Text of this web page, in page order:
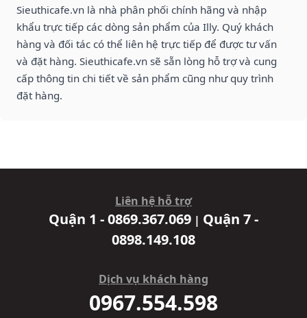
Sieuthicafe.vn là nhà phân phối chính hãng và nhập
khẩu trực tiếp các dòng sản phẩm của Illy. Quý khách
hàng và đối tác có thể liên hệ trực tiếp để được tư vấn
và đặt hàng. Sieuthicafe.vn sẽ sẵn lòng hỗ trợ và cung
cấp thông tin chi tiết về sản phẩm cũng như quy trình
đặt hàng.
Liên hệ hỗ trợ
Quận 1 - 0869.367.069 | Quận 7 -
0898.149.108
Dịch vụ khách hàng
0967.554.598